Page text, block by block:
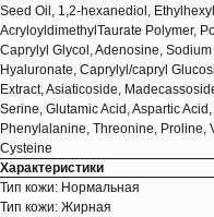
Seed Oil, 1,2-hexanediol,
AcryloyldimethylTaurate Polymer,
Caprylyl Glycol, Adenosine,
Hyaluronate, Caprylyl/capryl
Extract, Asiaticoside,
Serine, Glutamic Acid, Aspartic
Phenylalanine, Threonine, Proline,
Cysteine
Характеристики
Тип кожи: Нормальная
Тип кожи: Жирная